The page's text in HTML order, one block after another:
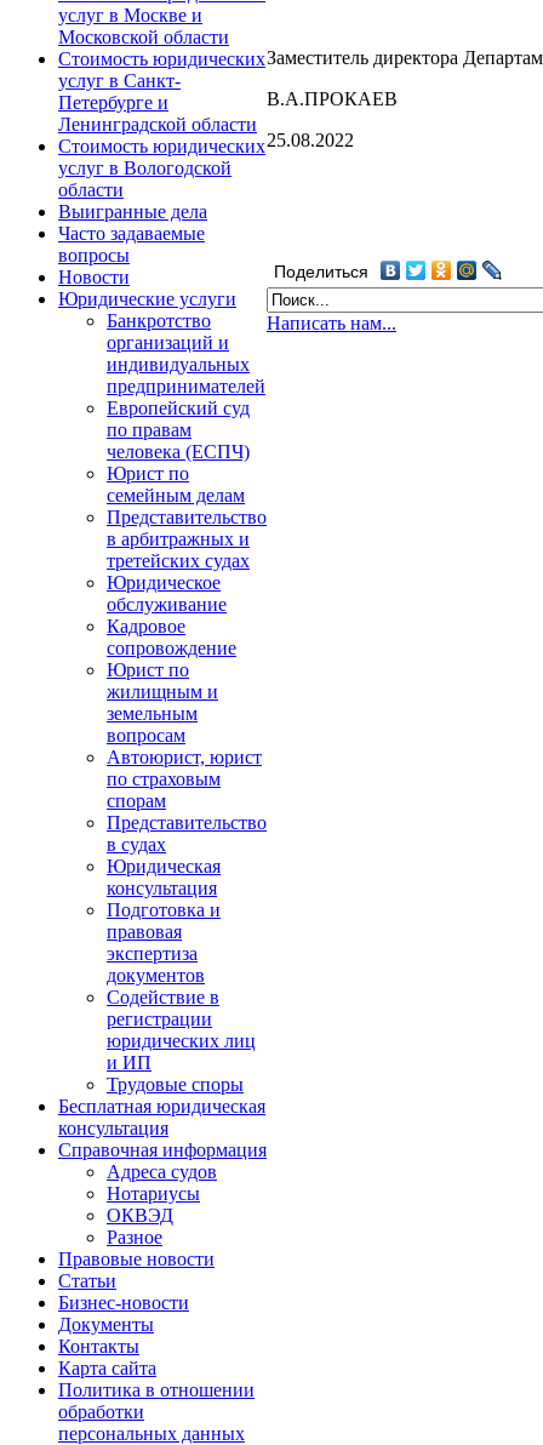
услуг в Москве и
Московской области
Стоимость юридических
услуг в Санкт-
Петербурге и
Ленинградской области
Стоимость юридических
услуг в Вологодской
области
Выигранные дела
Часто задаваемые
вопросы
Новости
Юридические услуги
Банкротство
организаций и
индивидуальных
предпринимателей
Европейский суд
по правам
человека (ЕСПЧ)
Юрист по
семейным делам
Представительство
в арбитражных и
третейских судах
Юридическое
обслуживание
Кадровое
сопровождение
Юрист по
жилищным и
земельным
вопросам
Автоюрист, юрист
по страховым
спорам
Представительство
в судах
Юридическая
консультация
Подготовка и
правовая
экспертиза
документов
Содействие в
регистрации
юридических лиц
и ИП
Трудовые споры
Бесплатная юридическая
консультация
Справочная информация
Адреса судов
Нотариусы
ОКВЭД
Разное
Правовые новости
Статьи
Бизнес-новости
Документы
Контакты
Карта сайта
Политика в отношении
обработки
персональных данных
Заместитель директора
В.А.ПРОКАЕВ
25.08.2022
Поделиться
Написать нам...